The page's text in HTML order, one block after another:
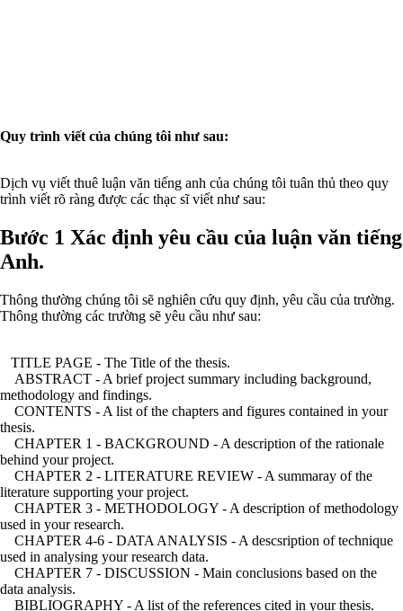
Quy trình viết của chúng tôi như sau:
Dịch vụ viết thuê luận văn tiếng anh của chúng tôi tuân thủ theo quy
trình viết rõ ràng được các thạc sĩ viết như sau:
Bước 1 Xác định yêu cầu của luận văn tiếng
Anh.
Thông thường chúng tôi sẽ nghiên cứu quy định, yêu cầu của trường.
Thông thường các trường sẽ yêu cầu như sau:
TITLE PAGE - The Title of the thesis.
ABSTRACT - A brief project summary including background,
methodology and findings.
CONTENTS - A list of the chapters and figures contained in your
thesis.
CHAPTER 1 - BACKGROUND - A description of the rationale
behind your project.
CHAPTER 2 - LITERATURE REVIEW - A summaray of the
literature supporting your project.
CHAPTER 3 - METHODOLOGY - A description of methodology
used in your research.
CHAPTER 4-6 - DATA ANALYSIS - A descsription of technique
used in analysing your research data.
CHAPTER 7 - DISCUSSION - Main conclusions based on the
data analysis.
BIBLIOGRAPHY - A list of the references cited in your thesis.